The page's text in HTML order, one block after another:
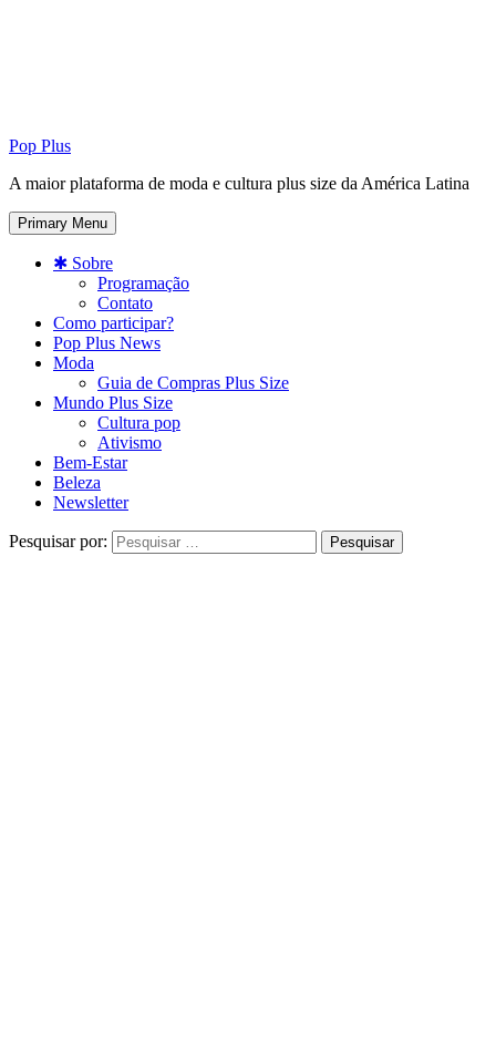
Pop Plus
A maior plataforma de moda e cultura plus size da América Latina
Primary Menu
✱ Sobre
Programação
Contato
Como participar?
Pop Plus News
Moda
Guia de Compras Plus Size
Mundo Plus Size
Cultura pop
Ativismo
Bem-Estar
Beleza
Newsletter
Pesquisar por: